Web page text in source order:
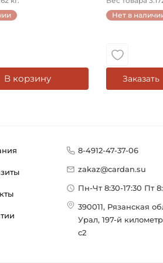
В корзину
Нет в
Заказать
8-4912-47-37-06
zakaz@cardan.su
Пн-Чт 8:30-17:30 Пт
390011, Рязанская
Урал, 197-й
с2